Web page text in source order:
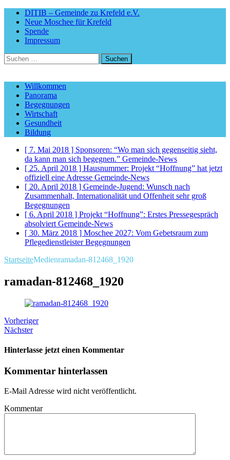
DITIB – Gemeinde zu Krefeld e.V.
Neue Moschee für Krefeld
Spende
Impressum
Suchen
nach:
Willkommen
Panorama
Begegnungen
Wirtschaft
Gesundheit
Bildung
[ 7. Mai 2018 ] Sponsoren: “Wo man sich gegenseitig sieht,
da kann man sich begegnen.” Gemeinde-News
[ 25. April 2018 ] Hausnummer: Projekt “Hoffnung” hat jetzt
offiziell eine Adresse Gemeinde-News
[ 20. April 2018 ] Gemeinde-Jugend: Wunsch nach
Zusammenhalt, Internationalität und Offenheit sehr groß
Begegnungen
[ 6. April 2018 ] Projekt “Hoffnung”: Erstes Pressegespräch
absolviert Gemeinde-News
[ 30. März 2018 ] Moschee 2027: Vom Gebetsraum zum
PflegedienstleisterBegegnungen
StartseiteMedienramadan-812468_1920
ramadan-812468_1920
Vorheriger
Nächster
Hinterlasse jetzt einen Kommentar
Kommentar hinterlassen
E-Mail Adresse wird nicht veröffentlicht.
Kommentar